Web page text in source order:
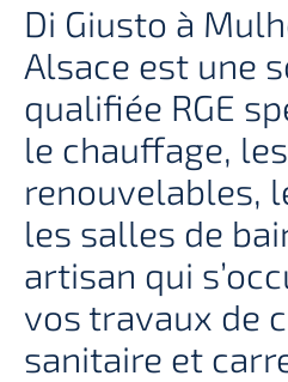
Di Giusto à
Alsace est une
qualifiée RGE
le chauffage,
renouvelables,
les salles de
artisan qui
vos travaux de
sanitaire et